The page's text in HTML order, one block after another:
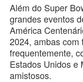
Além do Super
grandes eventos
América
2024, ambas com
frequentemente,
Estados Unidos e
amistosos.